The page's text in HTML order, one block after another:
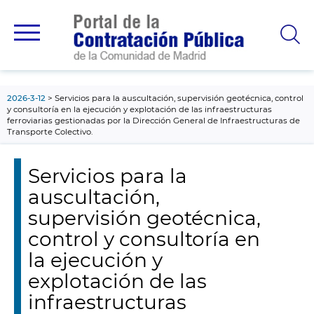
principal
2026-3-12
Servicios para la auscultación, supervisión geotécnica, control
y consultoría en la ejecución y explotación de las infraestructuras
ferroviarias gestionadas por la Dirección General de Infraestructuras de
Transporte Colectivo.
Servicios para la
auscultación,
supervisión geotécnica,
control y consultoría en
la ejecución y
explotación de las
infraestructuras